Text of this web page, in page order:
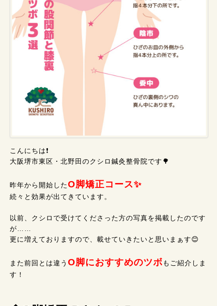
こんにちは❗
大阪堺市東区・北野田のクシロ鍼灸整骨院です🌳
昨年から開始したO脚矯正コース✨
続々と効果が出てきています。
以前、クシロで受けてくださった方の写真を掲載したのです
が……
更に増えておりますので、載せていきたいと思いまぁす😊
また前回とは違う O脚におすすめのツボもご紹介しま
す！